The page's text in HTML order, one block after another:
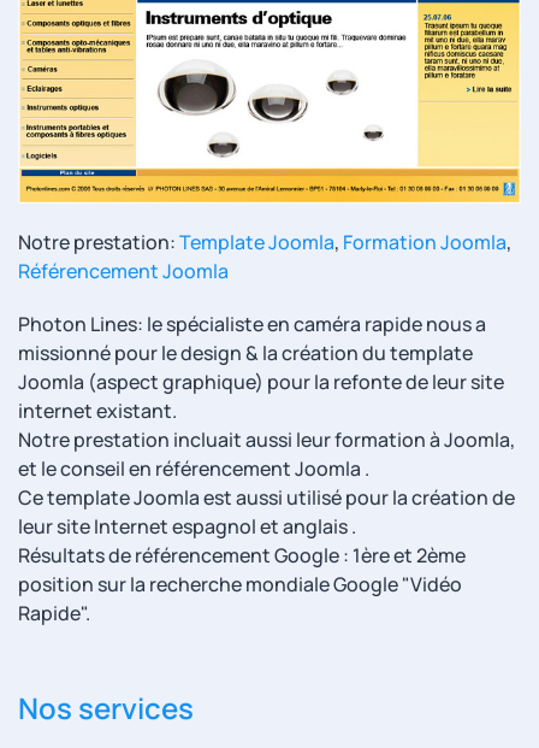
Notre prestation:Template Joomla, Formation Joomla,
Référencement Joomla
Photon Lines: le spécialiste en caméra rapide nous a
missionné pour le design & la création du template
Joomla (aspect graphique) pour la refonte de leur site
internet existant.
Notre prestation incluait aussi leur formation à Joomla,
et le conseil en référencement Joomla .
Ce template Joomla est aussi utilisé pour la création de
leur site Internet espagnol et anglais .
Résultats de référencement Google : 1ère et 2ème
position sur la recherche mondiale Google "Vidéo
Rapide".
Nos services